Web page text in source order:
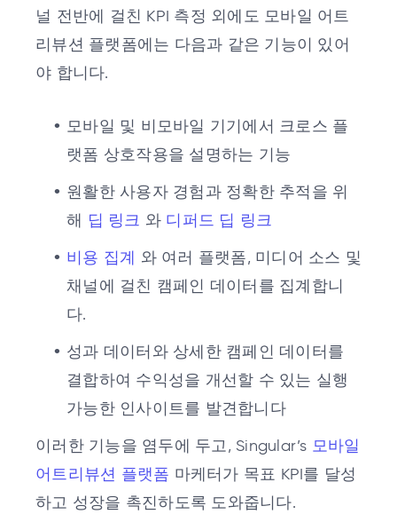
널 전반에 걸친 KPI 측정 외에도 모바일 어트
리뷰션 플랫폼에는 다음과 같은 기능이 있어
야 합니다.
모바일 및 비모바일 기기에서 크로스 플
랫폼 상호작용을 설명하는 기능
원활한 사용자 경험과 정확한 추적을 위
해
딥 링크 와 디퍼드 딥 링크
비용 집계
와 여러 플랫폼, 미디어 소스 및
채널에 걸친 캠페인 데이터를 집계합니
다.
성과 데이터와 상세한 캠페인 데이터를
결합하여 수익성을 개선할 수 있는 실행
가능한 인사이트를 발견합니다
이러한 기능을 염두에 두고, Singular’s 모바일
어트리뷰션 플랫폼 마케터가 목표 KPI를 달성
하고 성장을 촉진하도록 도와줍니다.